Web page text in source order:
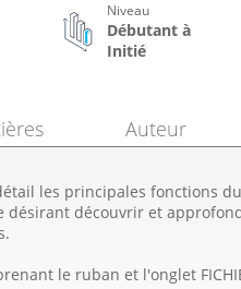
Niveau
Débutant à
Initié
les principales fonctions
désirant découvrir et
le ruban et l'onglet
Auteur